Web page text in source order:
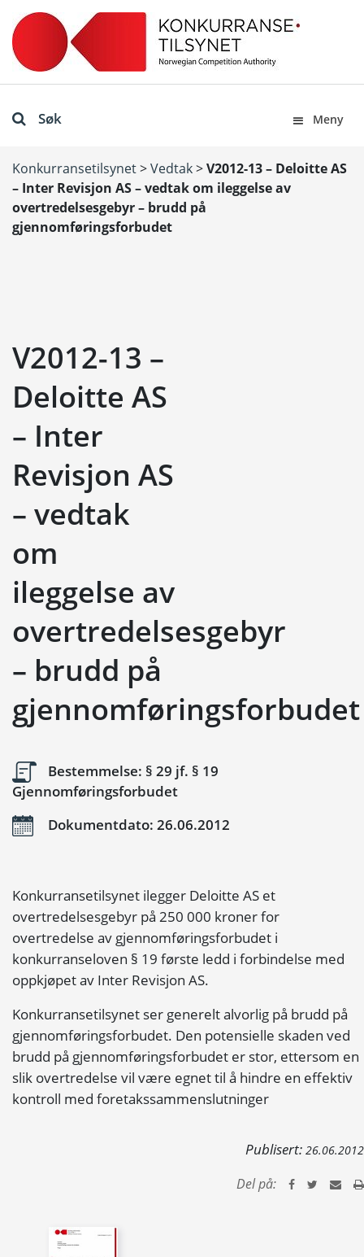
Søk Meny
Konkurransetilsynet>Vedtak>V2012-13 – Deloitte AS
– Inter Revisjon AS – vedtak om ileggelse av
overtredelsesgebyr – brudd på
gjennomføringsforbudet
V2012-13 –
Deloitte AS
– Inter
Revisjon AS
– vedtak
om
ileggelse av
overtredelsesgebyr
– brudd på
gjennomføringsforbudet
Bestemmelse: § 29 jf. § 19
Gjennomføringsforbudet
Dokumentdato: 26.06.2012
Konkurransetilsynet ilegger Deloitte AS et
overtredelsesgebyr på 250 000 kroner for
overtredelse av gjennomføringsforbudet i
konkurranseloven § 19 første ledd i forbindelse med
oppkjøpet av Inter Revisjon AS.
Konkurransetilsynet ser generelt alvorlig på brudd på
gjennomføringsforbudet. Den potensielle skaden ved
brudd på gjennomføringsforbudet er stor, ettersom en
slik overtredelse vil være egnet til å hindre en effektiv
kontroll med foretakssammenslutninger
Publisert: 26.06.2012
Del på: